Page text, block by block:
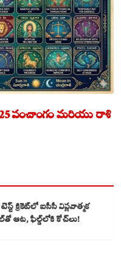
25 పంచాంగం మరియు రాశి
క్రికెట్‌లో ఐసీసీ విప్లవాత్మక
ఆట, ఫీల్డ్‌లోకి కోచ్‌లు!